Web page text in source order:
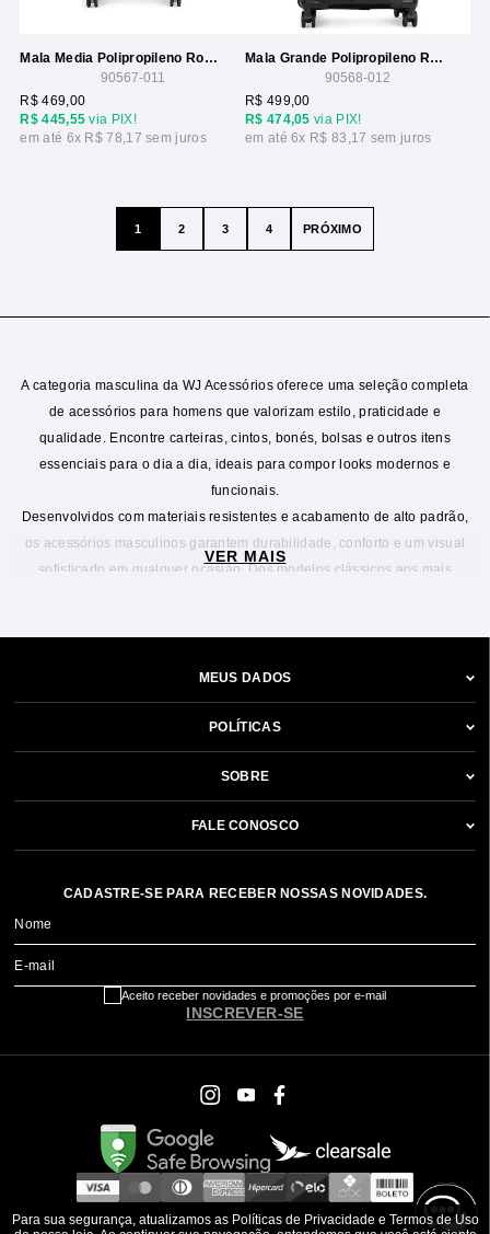
Mala Media Polipropileno Rodas 360 Cadeado Tsa Seanite
90567-011
R$ 445,55 via PIX!
R$ 469,00
6x R$ 78,17
Mala Grande Polipropileno Rodas 360 Cadeado Tsa Seanite
90568-012
R$ 474,05 via PIX!
R$ 499,00
6x R$ 83,17
1 2 3 4
A categoria masculina da WJ Acessórios oferece uma seleção completa
de acessórios para homens que valorizam estilo, praticidade e
qualidade. Encontre carteiras, cintos, bonés, bolsas e outros itens
essenciais para o dia a dia, ideais para compor looks modernos e
funcionais.
Desenvolvidos com materiais resistentes e acabamento de alto padrão,
os acessórios masculinos garantem durabilidade, conforto e um visual
sofisticado em qualquer ocasião. Dos modelos clássicos aos mais
da WJ Acessórios combina versatilidade e elegância, oferecendo opções
que acompanham a rotina com praticidade e personalidade. Escolha
acessórios masculinos que fazem a diferença no seu visual.
VER MAIS
MEUS DADOS
POLÍTICAS
SOBRE
FALE CONOSCO
CADASTRE-SE PARA RECEBER NOSSAS NOVIDADES.
Nome
E-mail
INSCREVER-SE
Aceito receber novidades e promoções por e-mail
Para sua segurança, atualizamos as Políticas de Privacidade e Termos de Uso